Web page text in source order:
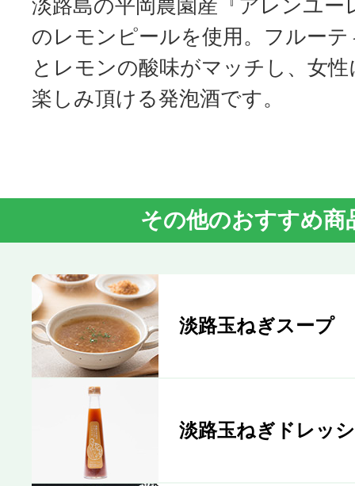
淡路島の平岡農園産『アレンユー
のレモンピールを使用。フルー
とレモンの酸味がマッチし、女
楽しみ頂ける発泡酒です。
その他のおすすめ商
淡路玉ねぎスープ
淡路玉ねぎドレッ